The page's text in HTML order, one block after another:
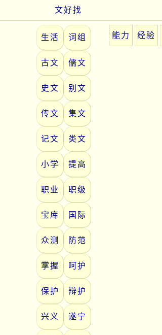
文好找
生活 词组
古文 儒文
史文 别文
传文 集文
记文 类文
小学 提高
职业 职级
宝库 国际
众测 防范
掌握 呵护
保护 辩护
兴义 遂宁
能力 经验